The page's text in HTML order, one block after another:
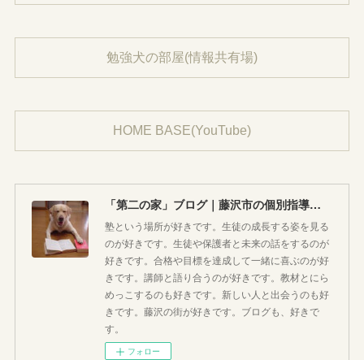
勉強犬の部屋(情報共有場)
HOME BASE(YouTube)
「第二の家」ブログ｜藤沢市の個別指導塾のお話
塾という場所が好きです。生徒の成長する姿を見る
のが好きです。生徒や保護者と未来の話をするのが
好きです。合格や目標を達成して一緒に喜ぶのが好
きです。講師と語り合うのが好きです。教材とにら
めっこするのも好きです。新しい人と出会うのも好
きです。藤沢の街が好きです。ブログも、好きで
す。
フォロー